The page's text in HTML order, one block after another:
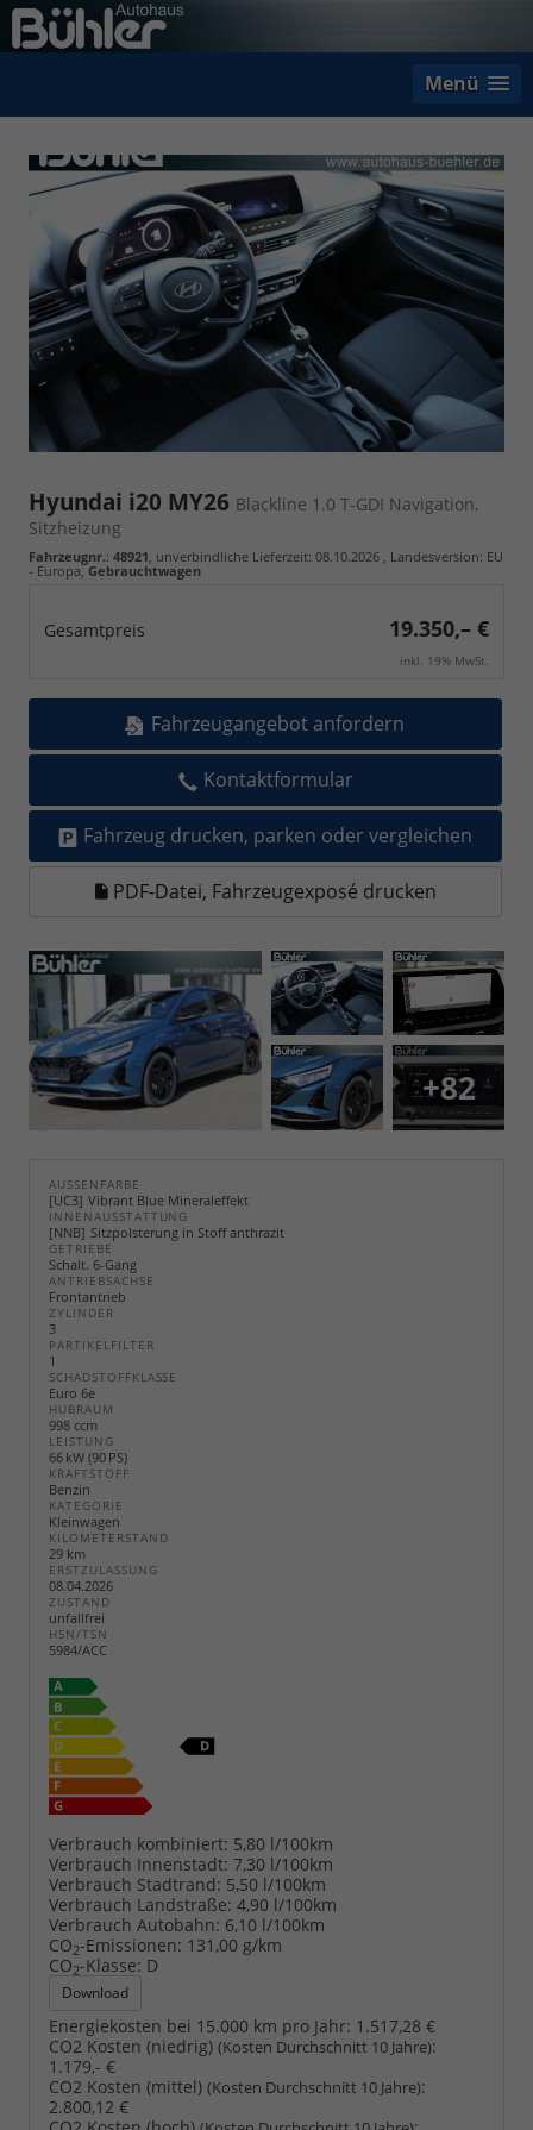
Menü
Hyundai i20 MY26 Blackline 1.0 T-GDI Navigation,
Sitzheizung
Fahrzeugnr.: 48921, unverbindliche Lieferzeit: 08.10.2026 , Landesversion: EU
- Europa,Gebrauchtwagen
Gesamtpreis 19.350,– €
inkl. 19% MwSt.
Fahrzeugangebot anfordern
Kontaktformular
Fahrzeug drucken, parken oder vergleichen
PDF-Datei, Fahrzeugexposé drucken
+82
AUSSENFARBE
UC3 Vibrant Blue Mineraleffekt
INNENAUSSTATTUNG
NNB Sitzpolsterung in Stoff anthrazit
GETRIEBE
Schalt. 6-Gang
ANTRIEBSACHSE
Frontantrieb
ZYLINDER
3
PARTIKELFILTER
1
SCHADSTOFFKLASSE
Euro 6e
HUBRAUM
998 ccm
LEISTUNG
66 kW (90 PS)
KRAFTSTOFF
Benzin
KATEGORIE
Kleinwagen
KILOMETERSTAND
29 km
ERSTZULASSUNG
08.04.2026
ZUSTAND
unfallfrei
HSN/TSN
5984/ACC
Verbrauch kombiniert: 5,80 l/100km
Verbrauch Innenstadt: 7,30 l/100km
Verbrauch Stadtrand: 5,50 l/100km
Verbrauch Landstraße: 4,90 l/100km
Verbrauch Autobahn: 6,10 l/100km
CO2-Emissionen: 131,00 g/km
CO2-Klasse: D
Download
Energiekosten bei 15.000 km pro Jahr: 1.517,28 €
CO2 Kosten (niedrig) (Kosten Durchschnitt 10 Jahre):
1.179,- €
CO2 Kosten (mittel) (Kosten Durchschnitt 10 Jahre):
2.800,12 €